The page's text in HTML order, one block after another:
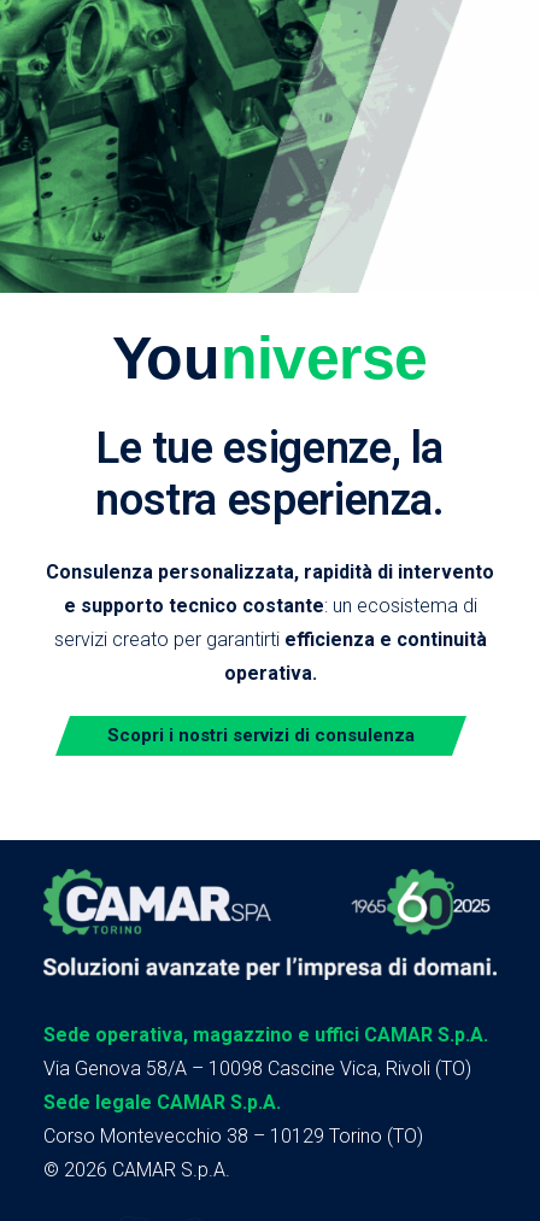
Youniverse
Le tue esigenze, la
nostra esperienza.
Consulenza personalizzata, rapidità di intervento
e supporto tecnico costante: un ecosistema di
servizi creato per garantirti efficienza e continuità
operativa.
Scopri i nostri servizi di consulenza
Sede operativa, magazzino e uffici CAMAR S.p.A.
Via Genova 58/A – 10098 Cascine Vica, Rivoli (TO)
Sede legale CAMAR S.p.A.
Corso Montevecchio 38 – 10129 Torino (TO)
© 2026 CAMAR S.p.A.